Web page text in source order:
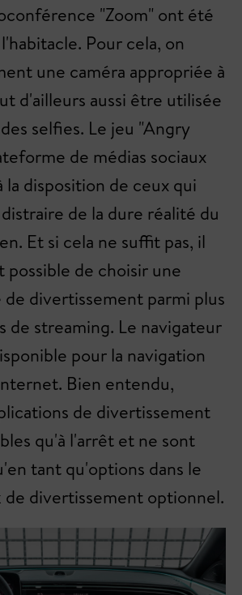
"Zoom" ont été
Pour cela, on
une caméra appropriée à
d'ailleurs aussi être utilisée
selfies. Le jeu "Angry
de médias sociaux
la disposition de ceux qui
de la dure réalité du
Et si cela ne suffit pas, il
possible de choisir une
divertissement parmi plus
de streaming. Le navigateur
pour la navigation
Bien entendu,
de divertissement
qu'à l'arrêt et ne sont
tant qu'options dans le
de divertissement optionnel.